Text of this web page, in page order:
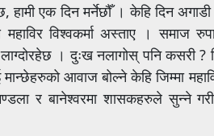
एक दिन मर्नेछौँ । केहि दिन अगाडी
विश्वकर्मा अस्ताए । समाज
। दुःख नलागोस् पनि कसरी
मान्छेहरुको आवाज बोल्ने केहि जिम्मा
र बानेश्वरमा शासकहरुले सुन्ने